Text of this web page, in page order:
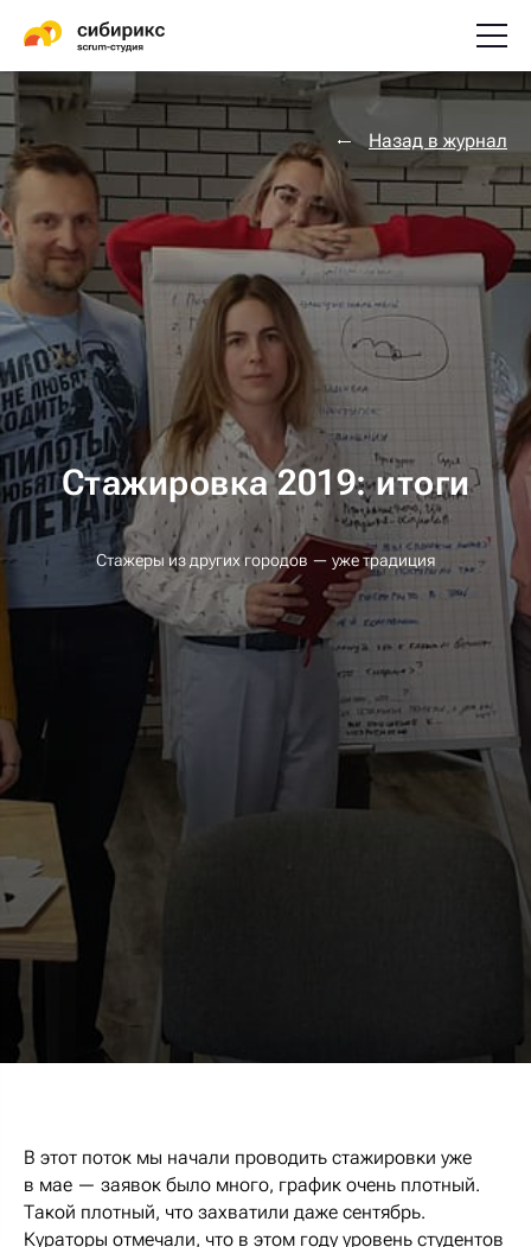
Назад в журнал
Стажировка 2019: итоги
Стажеры из других городов — уже традиция
В этот поток мы начали проводить стажировки уже
в мае — заявок было много, график очень плотный.
Такой плотный, что захватили даже сентябрь.
Кураторы отмечали, что в этом году уровень студентов